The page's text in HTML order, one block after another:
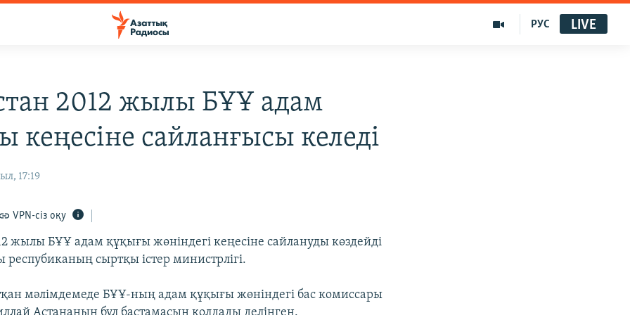
РУС LIVE
2012 жылы БҰҰ адам
кеңесіне сайланғысы келеді
17:19
VPN-сіз оқу
жылы БҰҰ адам құқығы жөніндегі кеңесіне сайлануды көздейді
респубиканың сыртқы істер министрлігі.
мәлімдемеде БҰҰ-ның адам құқығы жөніндегі бас комиссары